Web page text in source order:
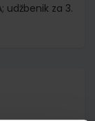
udžbenik za 3.